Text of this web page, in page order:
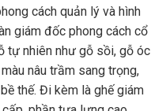
cách quản lý và hình
giám đốc phong cách cổ
tự nhiên như gỗ sồi, gỗ óc
nâu trầm sang trọng,
thế. Đi kèm là ghế giám